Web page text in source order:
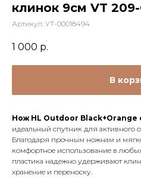
клинок 9см VT
Артикул: УТ-00018494
1 000 р.
В
Нож HL Outdoor Black+Orange
идеальный спутник для активного
Благодаря прочным ножнам и
комфортное использование в
пластика надежно удерживают
хранение и переноску.